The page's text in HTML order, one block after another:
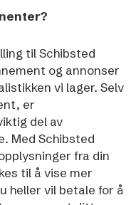
til Schibsted
og annonser
vi lager. Selv
er
del av
Med Schibsted
fra din
til å vise mer
heller vil betale for å